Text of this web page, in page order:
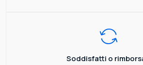
Soddisfatti o